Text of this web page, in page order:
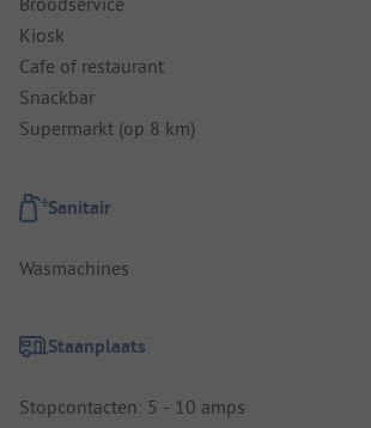
Kiosk
Cafe of restaurant
Snackbar
Supermarkt (op 8 km)
Sanitair
Wasmachines
Staanplaats
Stopcontacten: 5 - 10 amps